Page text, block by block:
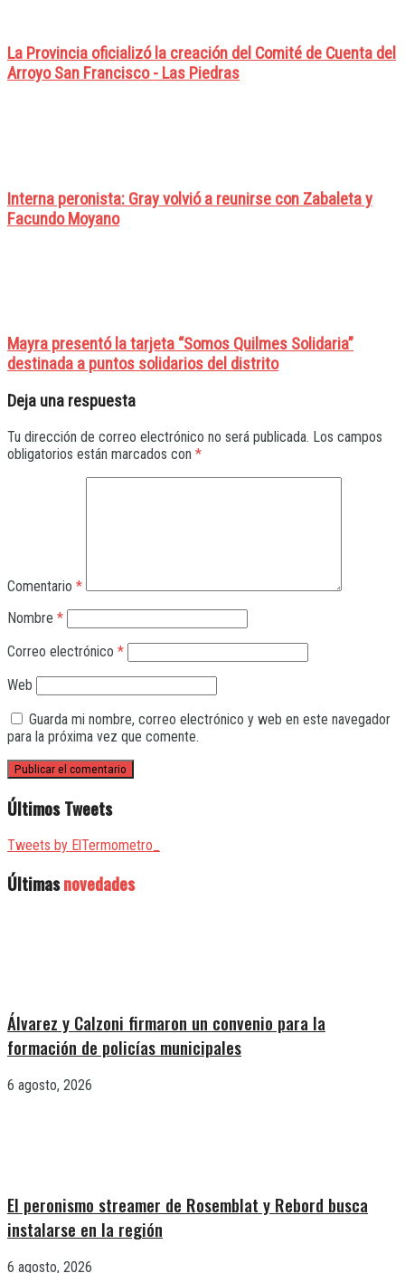
La Provincia oficializó la creación del Comité de Cuenta del
Arroyo San Francisco - Las Piedras
Interna peronista: Gray volvió a reunirse con Zabaleta y
Facundo Moyano
Mayra presentó la tarjeta “Somos Quilmes Solidaria”
destinada a puntos solidarios del distrito
Deja una respuesta
Tu dirección de correo electrónico no será publicada. Los campos
obligatorios están marcados con *
Comentario *
Nombre *
Correo electrónico *
Web
Guarda mi nombre, correo electrónico y web en este navegador
para la próxima vez que comente.
Últimos Tweets
Tweets by ElTermometro_
Últimasnovedades
Álvarez y Calzoni firmaron un convenio para la
formación de policías municipales
6 agosto, 2026
El peronismo streamer de Rosemblat y Rebord busca
instalarse en la región
6 agosto, 2026